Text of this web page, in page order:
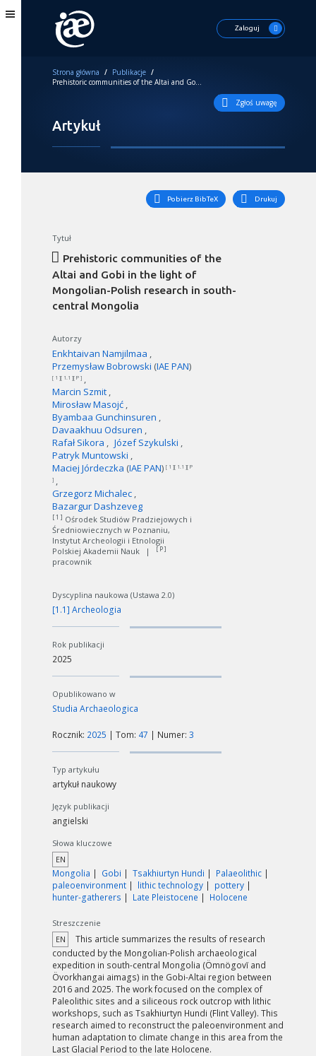
Zaloguj
Strona główna / Publikacje /
Prehistoric communities of the Altai and Gobi in the light of Mongolian-Polish research in south-central Mongolia
Zgłoś uwagę
Artykuł
Pobierz BibTeX Drukuj
Tytuł
Prehistoric communities of the
Altai and Gobi in the light of
Mongolian-Polish research in south-
central Mongolia
Autorzy
Enkhtaivan Namjilmaa
Przemysław Bobrowski (IAE PAN)
[ 1 ][ 1.1 ][ P ]
Marcin Szmit
Mirosław Masojć
Byambaa Gunchinsuren
Davaakhuu Odsuren
Rafał Sikora
Józef Szykulski
Patryk Muntowski
Maciej Jórdeczka (IAE PAN) [ 1 ][ 1.1 ][ P
]
Grzegorz Michalec
Bazargur Dashzeveg
[ 1 ] Ośrodek Studiów Pradziejowych i
Średniowiecznych w Poznaniu,
Instytut Archeologii i Etnologii
Polskiej Akademii Nauk
| [ P ]
pracownik
Dyscyplina naukowa (Ustawa 2.0)
[1.1] Archeologia
Rok publikacji
2025
Opublikowano w
Studia Archaeologica
Rocznik: 2025 | Tom: 47 | Numer: 3
Typ artykułu
artykuł naukowy
Język publikacji
angielski
Słowa kluczowe
EN
Mongolia Gobi Tsakhiurtyn Hundi
Palaeolithic
paleoenvironment
lithic technology
pottery
hunter-gatherers
Late Pleistocene Holocene
Streszczenie
EN
This article summarizes the results of research
conducted by the Mongolian-Polish archaeological
expedition in south-central Mongolia (Ömnögovĭ and
Övorkhangai aimags) in the Gobi-Altai region between
2016 and 2025. The work focused on the complex of
Paleolithic sites and a siliceous rock outcrop with lithic
workshops, such as Tsakhiurtyn Hundi (Flint Valley). This
research aimed to reconstruct the paleoenvironment and
human adaptation to climate change in this area from the
Last Glacial Period to the late Holocene.